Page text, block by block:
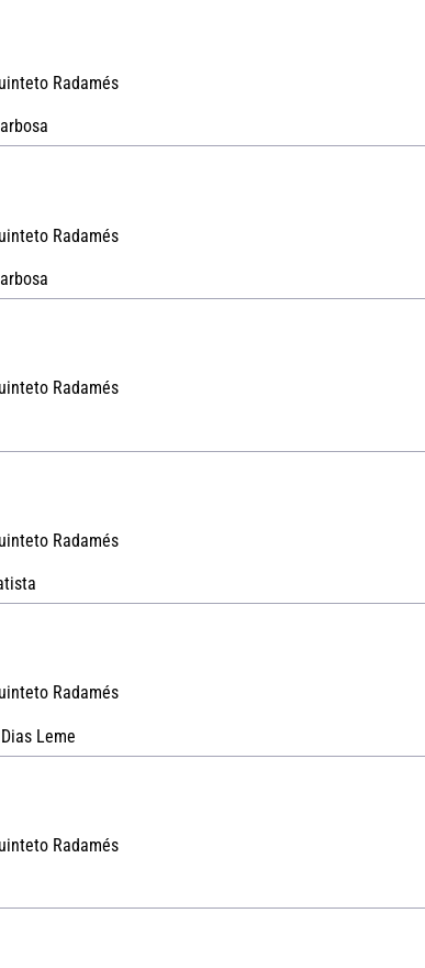
Radamés
Radamés
Radamés
Radamés
Radamés
Leme
Radamés